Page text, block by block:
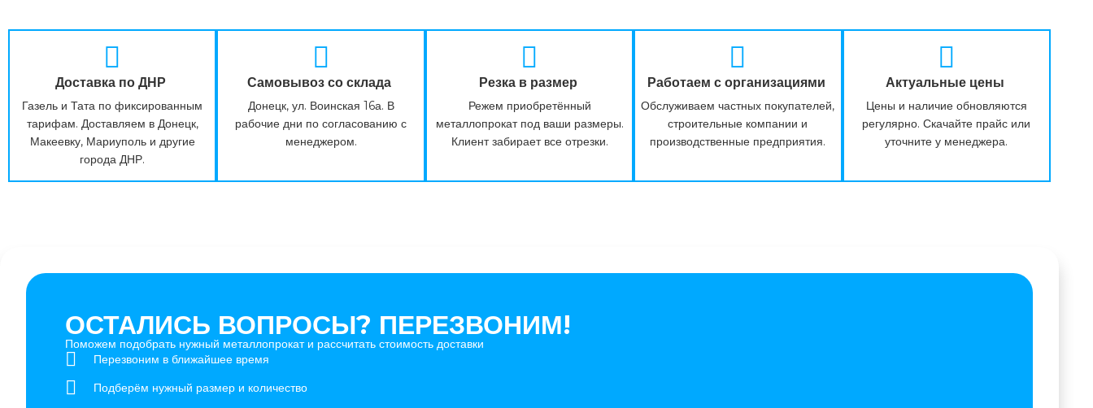
Доставка по ДНР
Газель и Тата по фиксированным
тарифам. Доставляем в Донецк,
Макеевку, Мариуполь и другие
города ДНР.
Самовывоз со склада
Донецк, ул. Воинская 16а. В
рабочие дни по согласованию с
менеджером.
Резка в размер
Режем приобретённый
металлопрокат под ваши размеры.
Клиент забирает все отрезки.
Работаем с организациями
Обслуживаем частных покупателей,
строительные компании и
производственные предприятия.
Актуальные цены
Цены и наличие обновляются
регулярно. Скачайте прайс или
уточните у менеджера.
ОСТАЛИСЬ ВОПРОСЫ? ПЕРЕЗВОНИМ!
Поможем подобрать нужный металлопрокат и рассчитать стоимость доставки
Перезвоним в ближайшее время
Подберём нужный размер и количество